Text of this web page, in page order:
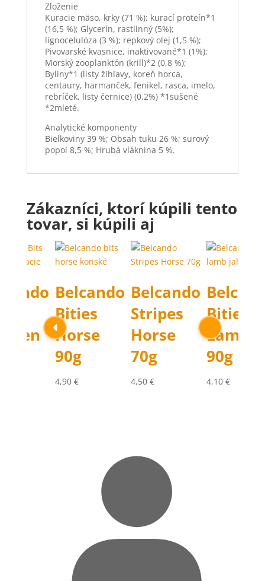
Zloženie
Kuracie mäso, krky (71 %); kurací proteín*1
(16,5 %); Glycerín, rastlinný (5%);
lignocelulóza (3 %); repkový olej (1,5 %);
Pivovarské kvasnice, inaktivované*1 (1%);
Morský zooplanktón (krill)*2 (0,8 %);
Byliny*1 (listy žihľavy, koreň horca,
centaury, harmanček, fenikel, rasca, imelo,
rebríček, listy černice) (0,2%) *1sušené
*2mleté.
Analytické komponenty
Bielkoviny 39 %; Obsah tuku 26 %; surový
popol 8,5 %; Hrubá vláknina 5 %.
Zákazníci, ktorí kúpili tento
tovar, si kúpili aj
Belcando
Bities
Horse
90g
4,90 €
Belcando
Stripes
Horse
70g
4,50 €
Bities
Lamb
90g
4,10 €